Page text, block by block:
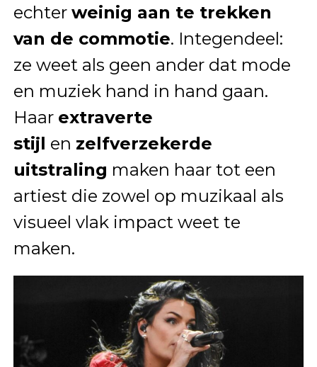
echter weinig aan te trekken
van de commotie. Integendeel:
ze weet als geen ander dat mode
en muziek hand in hand gaan.
Haar extraverte
stijl en zelfverzekerde
uitstraling maken haar tot een
artiest die zowel op muzikaal als
visueel vlak impact weet te
maken.